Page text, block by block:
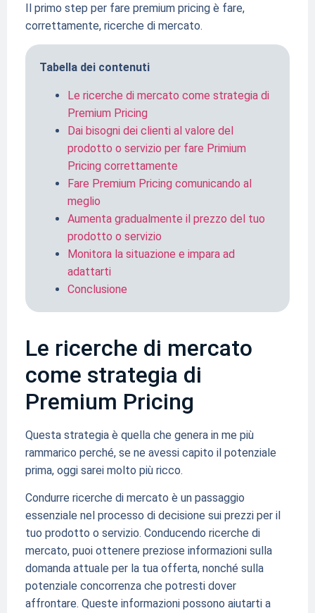
Il primo step per fare premium pricing è fare,
correttamente, ricerche di mercato.
Tabella dei contenuti
Le ricerche di mercato come strategia di
Premium Pricing
Dai bisogni dei clienti al valore del
prodotto o servizio per fare Primium
Pricing correttamente
Fare Premium Pricing comunicando al
meglio
Aumenta gradualmente il prezzo del tuo
prodotto o servizio
Monitora la situazione e impara ad
adattarti
Conclusione
Le ricerche di mercato
come strategia di
Premium Pricing
Questa strategia è quella che genera in me più
rammarico perché, se ne avessi capito il potenziale
prima, oggi sarei molto più ricco.
Condurre ricerche di mercato è un passaggio
essenziale nel processo di decisione sui prezzi per il
tuo prodotto o servizio. Conducendo ricerche di
mercato, puoi ottenere preziose informazioni sulla
domanda attuale per la tua offerta, nonché sulla
potenziale concorrenza che potresti dover
affrontare. Queste informazioni possono aiutarti a